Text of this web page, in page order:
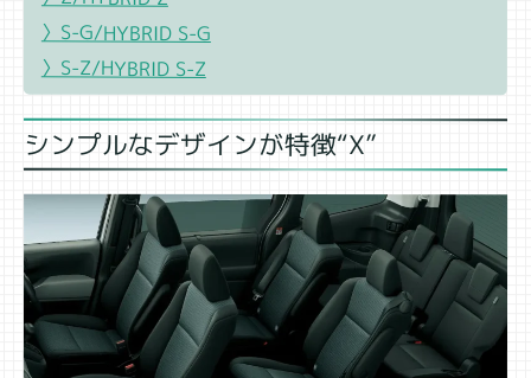
〉S-G/HYBRID S-G
〉S-Z/HYBRID S-Z
シンプルなデザインが特徴“X”